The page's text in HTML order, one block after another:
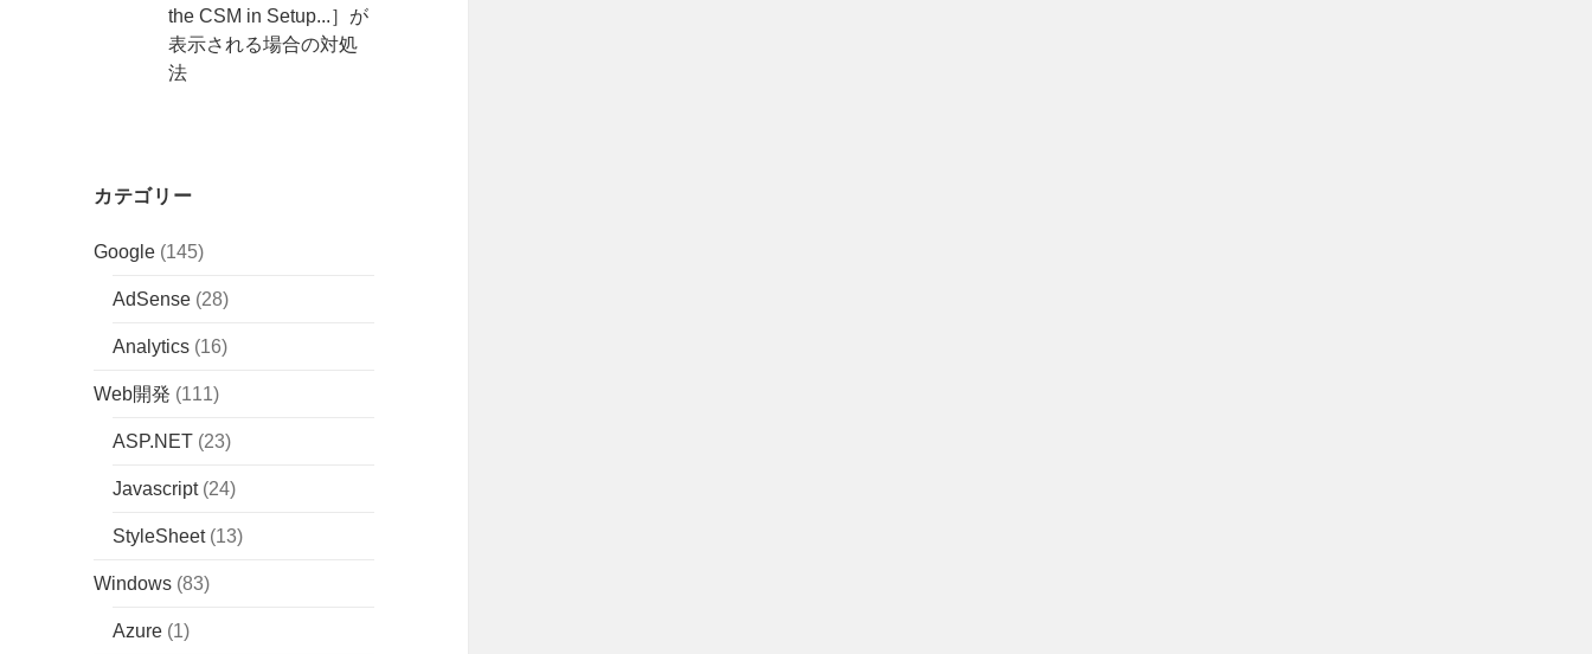
the CSM in Setup...］が
表示される場合の対処
法
カテゴリー
Google (145)
AdSense (28)
Analytics (16)
Web開発 (111)
ASP.NET (23)
Javascript(24)
StyleSheet(13)
Windows (83)
Azure (1)